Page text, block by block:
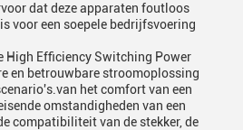
dat deze apparaten foutloos
voor een soepele bedrijfsvoering
High Efficiency Switching Power
en betrouwbare stroomoplossing
het comfort van een
omstandigheden van een
compatibiliteit van de stekker, de